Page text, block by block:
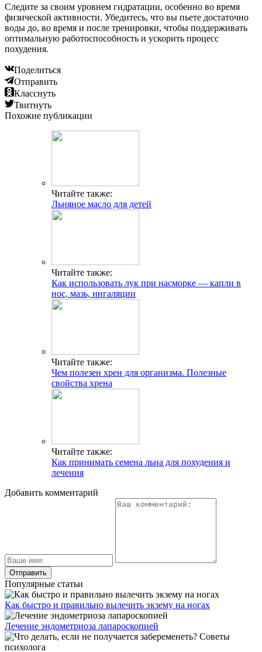
Следите за своим уровнем гидратации, особенно во время
физической активности. Убедитесь, что вы пьете достаточно
воды до, во время и после тренировки, чтобы поддерживать
оптимальную работоспособность и ускорить процесс
похудения.
Поделиться
Отправить
Класснуть
Твитнуть
Похожие публикации
Читайте также:
Льняное масло для детей
Читайте также:
Как использовать лук при насморке — капли в
нос, мазь, ингаляции
Читайте также:
Чем полезен хрен для организма. Полезные
свойства хрена
Читайте также:
Как принимать семена льна для похудения и
лечения
Добавить комментарий
Популярные статьи
Как быстро и правильно вылечить экзему на ногах
Лечение эндометриоза лапароскопией